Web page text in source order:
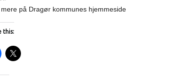
på Dragør kommunes hjemmeside
this: